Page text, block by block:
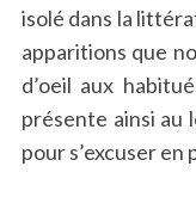
isolé dans la
apparitions que
d’oeil aux
présente ainsi au
pour s’excuser en